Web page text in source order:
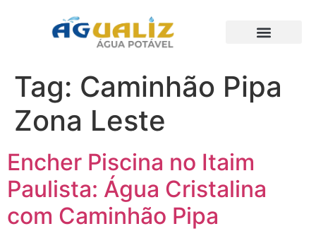
Tag: Caminhão Pipa
Zona Leste
Encher Piscina no Itaim
Paulista: Água Cristalina
com Caminhão Pipa